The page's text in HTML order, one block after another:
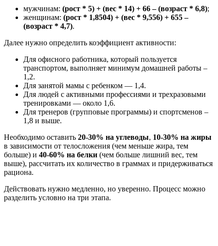
мужчинам: (рост * 5) + (вес * 14) + 66 – (возраст * 6,8);
женщинам: (рост * 1,8504) + (вес * 9,556) + 655 –
(возраст * 4,7).
Далее нужно определить коэффициент активности:
Для офисного работника, который пользуется
транспортом, выполняет минимум домашней работы –
1,2.
Для занятой мамы с ребенком — 1,4.
Для людей с активными профессиями и трехразовыми
тренировками — около 1,6.
Для тренеров (групповые программы) и спортсменов –
1,8 и выше.
Необходимо оставить 20-30% на углеводы, 10-30% на жиры
в зависимости от телосложения (чем меньше жира, тем
больше) и 40-60% на белки (чем больше лишний вес, тем
выше), рассчитать их количество в граммах и придерживаться
рациона.
Действовать нужно медленно, но уверенно. Процесс можно
разделить условно на три этапа.